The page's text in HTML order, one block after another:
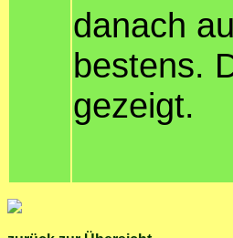
danach
bestens.
gezeigt.